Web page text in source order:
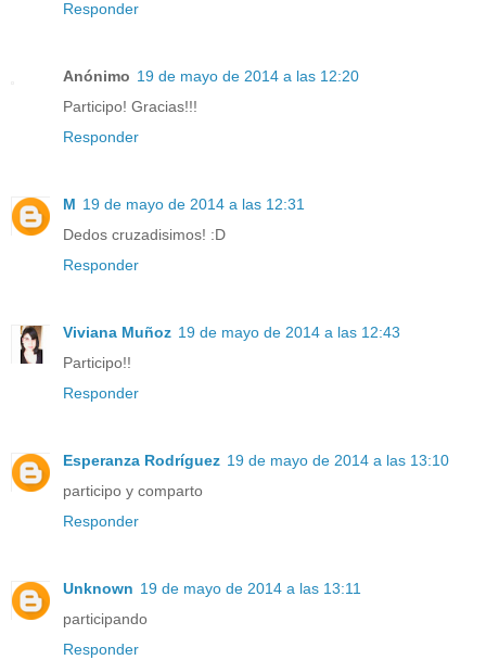
Responder
Anónimo 19 de mayo de 2014 a las 12:20
Participo! Gracias!!!
Responder
M 19 de mayo de 2014 a las 12:31
Dedos cruzadisimos! :D
Responder
Viviana Muñoz 19 de mayo de 2014 a las 12:43
Participo!!
Responder
Esperanza Rodríguez 19 de mayo de 2014 a las 13:10
participo y comparto
Responder
Unknown 19 de mayo de 2014 a las 13:11
participando
Responder